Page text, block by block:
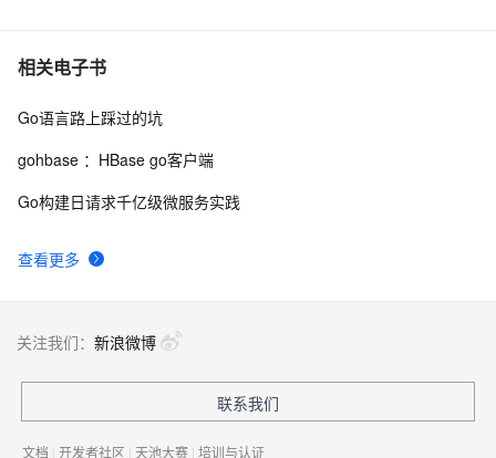
相关电子书
查看更多
Go语言路上踩过的坑
gohbase ：HBase go客户端
Go构建日请求千亿级微服务实践
关注我们： 新浪微博
联系我们
文档 | 开发者社区 | 天池大赛 | 培训与认证